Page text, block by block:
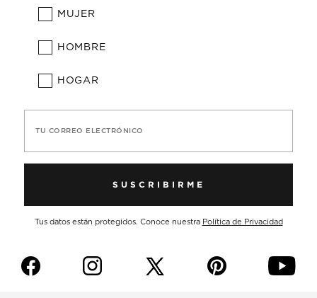
MUJER
HOMBRE
HOGAR
TU CORREO ELECTRÓNICO
SUSCRIBIRME
Tus datos están protegidos. Conoce nuestra Política de Privacidad
f i p y